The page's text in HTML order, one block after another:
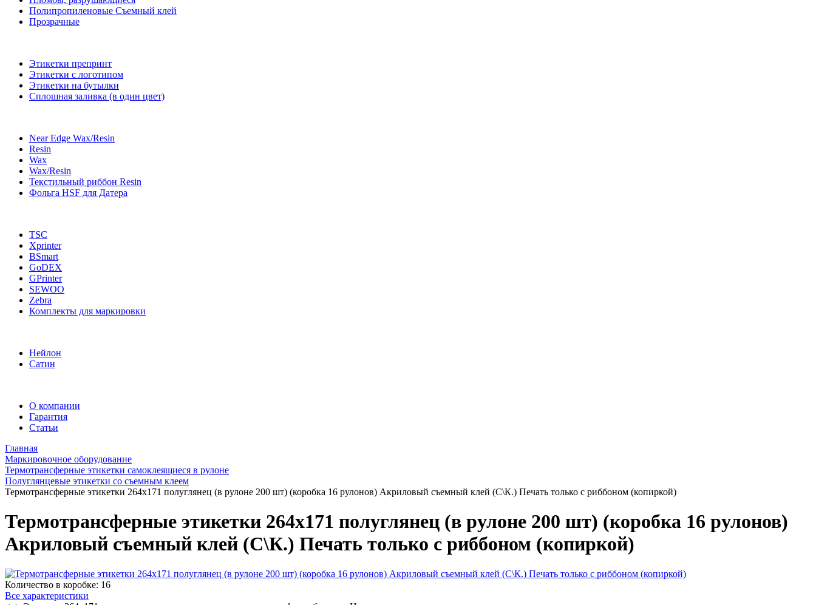
Полипропиленовые Съемный клей
Прозрачные
Этикетки препринт
Этикетки с логотипом
Этикетки на бутылки
Сплошная заливка (в один цвет)
Near Edge Wax/Resin
Resin
Wax
Wax/Resin
Текстильный риббон Resin
Фольга HSF для Датера
TSC
Xprinter
BSmart
GoDEX
GPrinter
SEWOO
Zebra
Комплекты для маркировки
Нейлон
Сатин
О компании
Гарантия
Статьи
Главная
Маркировочное оборудование
Термотрансферные этикетки самоклеящиеся в рулоне
Полуглянцевые этикетки со съемным клеем
Термотрансферные этикетки 264x171 полуглянец (в рулоне 200 шт) (коробка 16 рулонов) Акриловый съемный клей (С\К.) Печать только с риббоном (копиркой)
Термотрансферные этикетки 264x171 полуглянец (в рулоне 200 шт) (коробка 16 рулонов)
Акриловый съемный клей (С\К.) Печать только с риббоном (копиркой)
Количество в коробке: 16
Все характеристики